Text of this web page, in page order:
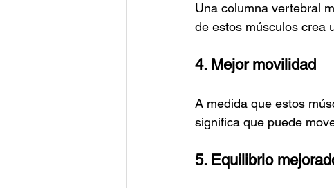
Una columna vertebral
de estos músculos crea
4. Mejor movilidad
A medida que estos
significa que puede
5. Equilibrio